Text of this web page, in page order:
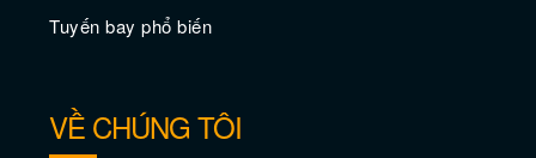
Tuyến bay phổ biến
VỀ CHÚNG TÔI